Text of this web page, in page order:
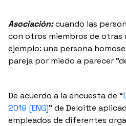
Asociación:cuando las
con otros miembros de otras
ejemplo: una persona
pareja por miedo a parecer
De acuerdo a la encuesta de “
2019 [ENG]” de Deloitte
empleados de diferentes